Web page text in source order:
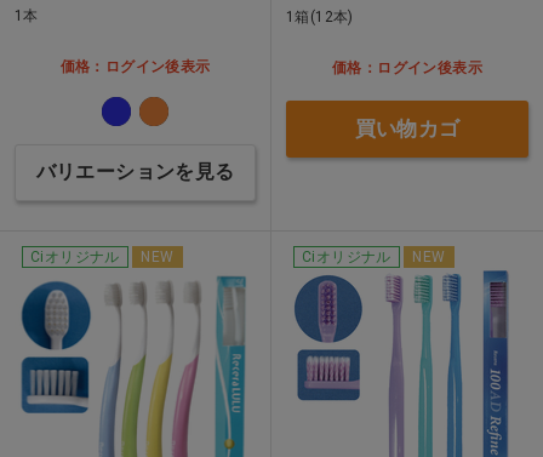
1本
価格：ログイン後表示
バリエーションを見る
1箱(12本)
価格：ログイン後表示
買い物カゴ
Ciオリジナル NEW Ciオリジナル NEW